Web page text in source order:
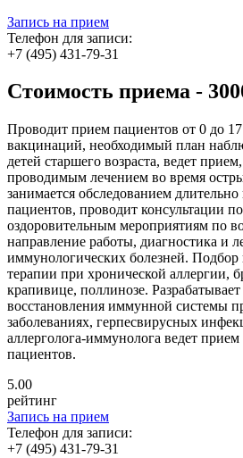
Запись на прием
Телефон для записи:
+7 (495) 431-79-31
Стоимость приема -
Проводит прием пациентов от 0 до 17
вакцинаций, необходимый план
детей старшего возраста, ведет
проводимым лечением во время
занимается обследованием
пациентов, проводит консультации
оздоровительным мероприятиям по
направление работы, диагностика и
иммунологических болезней.
терапии при хронической аллергии,
крапивице, поллинозе.
восстановления иммунной системы
заболеваниях, герпесвирусных
аллерголога-иммунолога ведет прием
пациентов.
5.00
рейтинг
Запись на прием
Телефон для записи:
+7 (495) 431-79-31